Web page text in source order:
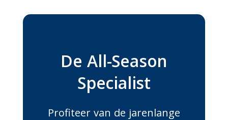
De All-Season
Specialist
Profiteer van de jarenlange